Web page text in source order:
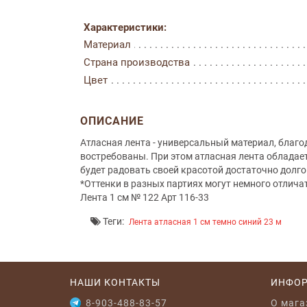
Характеристики:
Материал
Страна производства
Цвет
ОПИСАНИЕ
Атласная лента - универсальный материал,
востребованы. При этом атласная лента
будет радовать своей красотой достаточно
*Оттенки в разных партиях могут немного
Лента 1 см № 122 Арт 116-33
Теги: Лента атласная 1 см темно синий 23 м
НАШИ КОНТАКТЫ
8-903-488-83-57
O